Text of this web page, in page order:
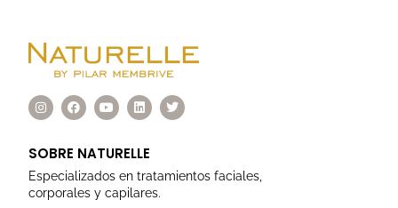
I
n
a
g
r
a
m
F
a
b
o
o
k
Y
o
u
b
e
L
i
e
d
i
n
T
w
r
SOBRE NATURELLE
Especializados en tratamientos faciales,
corporales y capilares.